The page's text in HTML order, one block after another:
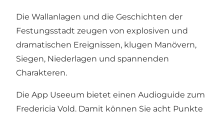
Die Wallanlagen und die Geschichten der
Festungsstadt zeugen von explosiven und
dramatischen Ereignissen, klugen Manövern,
Siegen, Niederlagen und spannenden
Charakteren.
Die App Useeum bietet einen Audioguide zum
Fredericia Vold. Damit können Sie acht Punkte